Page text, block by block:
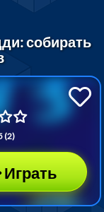
собирать
(2)
Играть